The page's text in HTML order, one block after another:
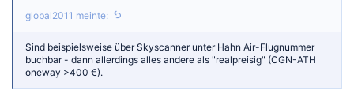
global2011 meinte:
Sind beispielsweise über Skyscanner unter Hahn Air-Flugnummer
buchbar - dann allerdings alles andere als "realpreisig" (CGN-ATH
oneway >400 €).